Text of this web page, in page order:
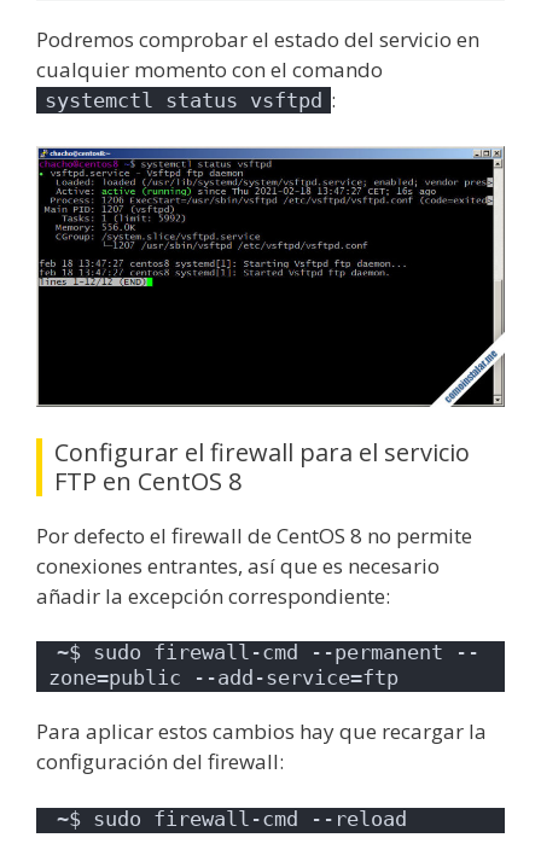
Podremos comprobar el estado del servicio en
cualquier momento con el comando
systemctl status vsftpd :
Configurar el firewall para el servicio
FTP en CentOS 8
Por defecto el firewall de CentOS 8 no permite
conexiones entrantes, así que es necesario
añadir la excepción correspondiente:
~$ sudo firewall-cmd --permanent --
zone=public --add-service=ftp
Para aplicar estos cambios hay que recargar la
configuración del firewall:
~$ sudo firewall-cmd --reload